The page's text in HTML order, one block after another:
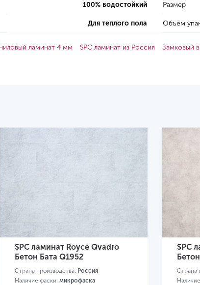
100% водостойкий
Для теплого пола
Размер
Объём
ламинат 4 мм SPC ламинат из Россия Замковый
SPC ламинат Royce Qvadro
Бетон Бата Q1952
Страна производства: Россия
Наличие фаски: микрофаска
SPC
Страна